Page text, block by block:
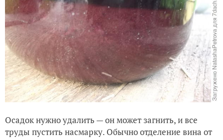
Осадок нужно удалить — он может загнить, и все
труды пустить насмарку. Обычно отделение вина от